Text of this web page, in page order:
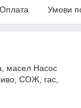
Оплата Умови
масел Насос
СОЖ, гас,